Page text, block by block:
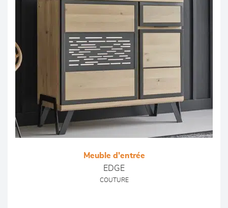
Meuble d'entrée
EDGE
COUTURE